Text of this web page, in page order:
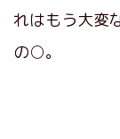
れはもう大変
の○。